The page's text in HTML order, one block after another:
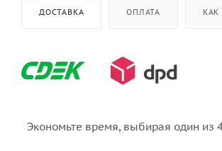
ДОСТАВКА ОПЛАТА КАК
Экономьте время, выбирая один из